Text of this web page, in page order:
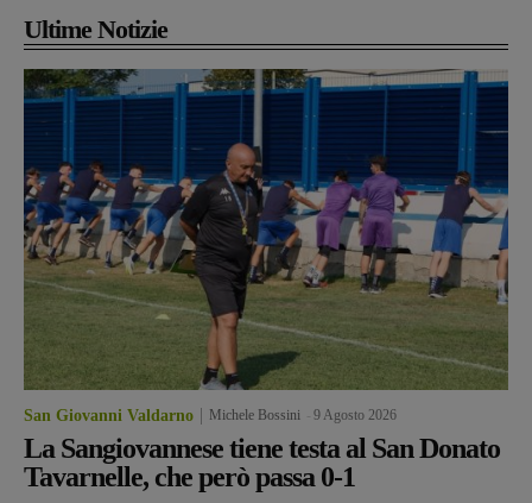
Ultime Notizie
San Giovanni Valdarno Michele Bossini 9 Agosto 2026
La Sangiovannese tiene testa al San Donato
Tavarnelle, che però passa 0-1